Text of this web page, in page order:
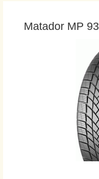
Matador MP